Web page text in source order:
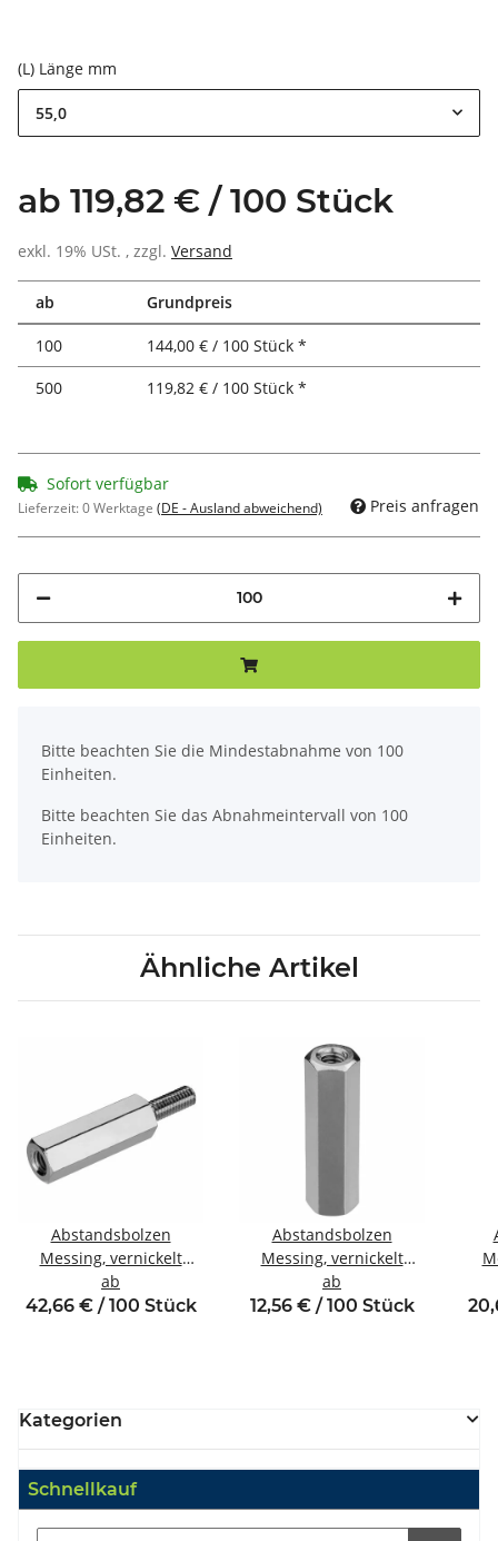
(L) Länge mm
55,0
ab 119,82 € / 100 Stück
exkl. 19% USt. , zzgl. Versand
ab Grundpreis
100
144,00 € / 100 Stück *
500
119,82 € / 100 Stück *
Sofort verfügbar
Lieferzeit:0 Werktage (DE - Ausland abweichend) Preis anfragen
Bitte beachten Sie die Mindestabnahme von 100
Einheiten.
Bitte beachten Sie das Abnahmeintervall von 100
Einheiten.
Ähnliche Artikel
Abstandsbolzen
Messing, vernickelt
Innen/Außengewinde
M6 SW10
ab
42,66 € / 100 Stück
Abstandsbolzen
Messing, vernickelt
Innen/Innengewinde M4
SW7
ab
12,56 € / 100 Stück
Kategorien
Schnellkauf